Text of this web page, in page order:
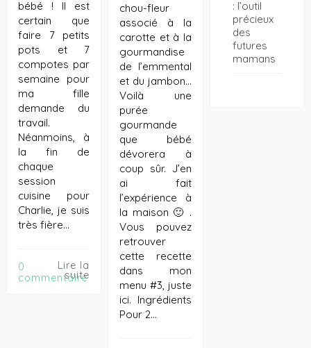
bébé ! Il est
certain que
faire 7 petits
pots et 7
compotes par
semaine pour
ma fille
demande du
travail.
Néanmoins, à
la fin de
chaque
session
cuisine pour
Charlie, je suis
très fière…
0
commentaire
Lire la
suite
chou-fleur
associé à la
carotte et à la
gourmandise
de l’emmental
et du jambon…
Voilà une
purée
gourmande
que bébé
dévorera à
coup sûr. J’en
ai fait
l’expérience à
la maison 🙂 .
Vous pouvez
retrouver
cette recette
dans mon
menu #3, juste
ici. Ingrédients
Pour 2…
: l’outil
précieux
des
futures
mamans